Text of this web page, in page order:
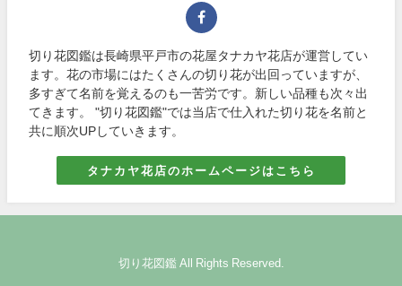
切り花図鑑は長崎県平戸市の花屋タナカヤ花店が運営してい
ます。花の市場にはたくさんの切り花が出回っていますが、
多すぎて名前を覚えるのも一苦労です。新しい品種も次々出
てきます。 "切り花図鑑"では当店で仕入れた切り花を名前と
共に順次UPしていきます。
タナカヤ花店のホームページはこちら
切り花図鑑 All Rights Reserved.